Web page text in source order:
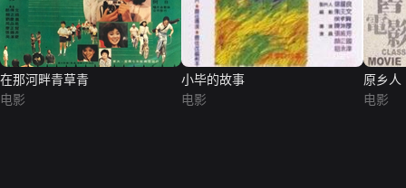
在那河畔青草青
电影
小毕的故事
电影
原乡人
电影